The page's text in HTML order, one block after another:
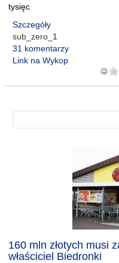
tysięc
Szczegóły
sub_zero_1
31 komentarzy
Link na Wykop
160 mln złotych musi
właściciel Biedronki